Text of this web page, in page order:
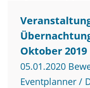
Oktober 2019
05.01.2020
Eventplanner /